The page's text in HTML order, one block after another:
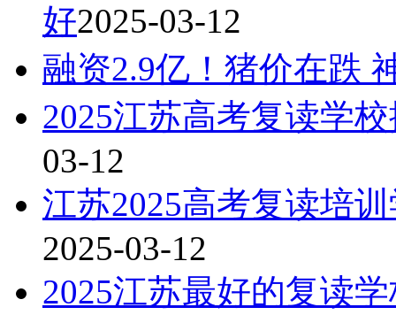
好2025-03-12
融资2.9亿！猪价在跌
2025江苏高考复读学
03-12
江苏2025高考复读培
2025-03-12
2025江苏最好的复读